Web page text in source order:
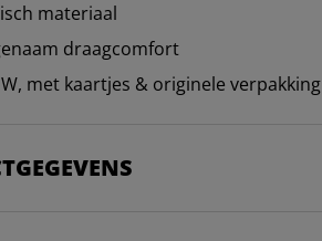
materiaal
draagcomfort
met kaartjes & originele verpakking